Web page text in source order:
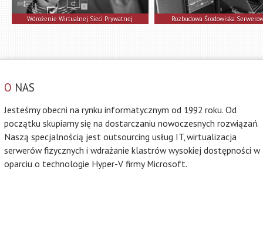
Wdrożenie Wirtualnej Sieci Prywatnej Rozbudowa Środowiska
O NAS
Jesteśmy obecni na rynku informatycznym od 1992 roku. Od
początku skupiamy się na dostarczaniu nowoczesnych rozwiązań.
Naszą specjalnością jest outsourcing usług IT, wirtualizacja
serwerów fizycznych i wdrażanie klastrów wysokiej dostępności w
oparciu o technologie Hyper-V firmy Microsoft.